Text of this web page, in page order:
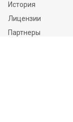
История
Лицензии
Партнеры